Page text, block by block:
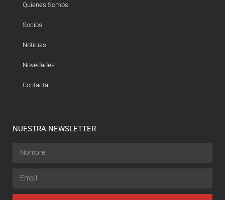
Quienes Somos
Socios
Noticias
Novedades
Contacta
NUESTRA NEWSLETTER